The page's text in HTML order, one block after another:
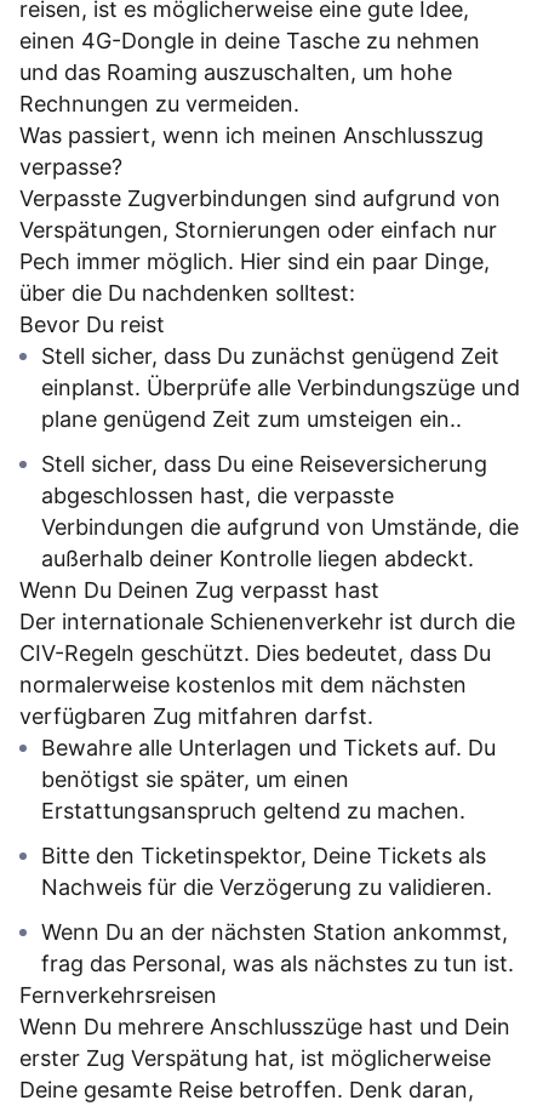
reisen, ist es möglicherweise eine gute Idee,
einen 4G-Dongle in deine Tasche zu nehmen
und das Roaming auszuschalten, um hohe
Rechnungen zu vermeiden.
Was passiert, wenn ich meinen Anschlusszug
verpasse?
Verpasste Zugverbindungen sind aufgrund von
Verspätungen, Stornierungen oder einfach nur
Pech immer möglich. Hier sind ein paar Dinge,
über die Du nachdenken solltest:
Bevor Du reist
Stell sicher, dass Du zunächst genügend Zeit
einplanst. Überprüfe alle Verbindungszüge und
plane genügend Zeit zum umsteigen ein..
Stell sicher, dass Du eine Reiseversicherung
abgeschlossen hast, die verpasste
Verbindungen die aufgrund von Umstände, die
außerhalb deiner Kontrolle liegen abdeckt.
Wenn Du Deinen Zug verpasst hast
Der internationale Schienenverkehr ist durch die
CIV-Regeln geschützt. Dies bedeutet, dass Du
normalerweise kostenlos mit dem nächsten
verfügbaren Zug mitfahren darfst.
Bewahre alle Unterlagen und Tickets auf. Du
benötigst sie später, um einen
Erstattungsanspruch geltend zu machen.
Bitte den Ticketinspektor, Deine Tickets als
Nachweis für die Verzögerung zu validieren.
Wenn Du an der nächsten Station ankommst,
frag das Personal, was als nächstes zu tun ist.
Fernverkehrsreisen
Wenn Du mehrere Anschlusszüge hast und Dein
erster Zug Verspätung hat, ist möglicherweise
Deine gesamte Reise betroffen. Denk daran,